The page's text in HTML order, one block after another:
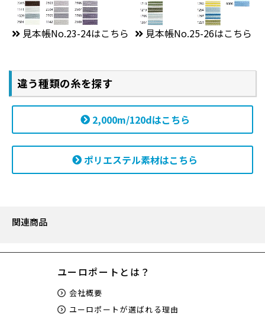
見本帳No.23-24はこちら 見本帳No.25-26はこちら
違う種類の糸を探す
2,000m/120dはこちら
ポリエステル素材はこちら
関連商品
ユーロポートとは？
会社概要
ユーロポートが選ばれる理由